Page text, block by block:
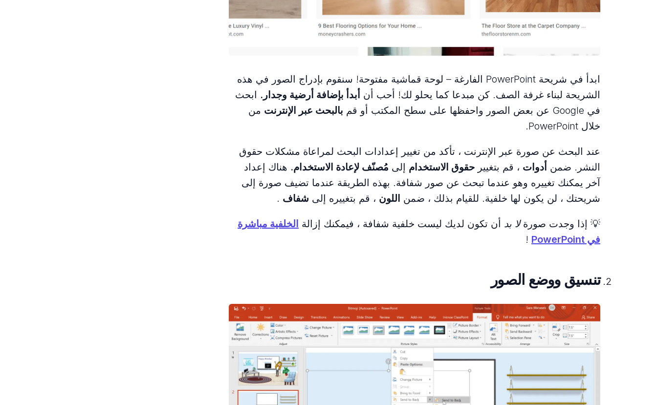
ابدأ في شريحة PowerPoint الفارغة – لوحة قماشية مفتوحة! سنقوم بإدراج الصور في هذه
الشريحة لبناء غرفة الصف. كن مبدعا كما يحلو لك! أحب أن أبدأ بإضافة أرضية وجدار. ابحث
في Google عن بعض الصور واحفظها على سطح المكتب أو قم
بالبحث عبر الإنترنت من
خلال PowerPoint.
عند البحث عن صورة عبر الإنترنت ، تأكد من تغيير إعدادات البحث لمراعاة مشكلات حقوق
النشر. ضمن أدوات ، قم بتغيير حقوق الاستخدام إلى مُصنّف لإعادة الاستخدام. هناك إعداد
آخر يمكنك تغييره وهو عندما تبحث عن صور شفافة. بهذه الطريقة عندما تضيف صورة إلى
شريحتك ، لن يكون لها خلفية. للقيام بذلك ، ضمن اللون ، قم بتغييره إلى شفاف .
💡 إذا وجدت صورةلا بد أن تكون لديك ليست خلفية شفافة ، فيمكنك إزالة الخلفية مباشرة
في PowerPoint
!
تنسيق ووضع الصور